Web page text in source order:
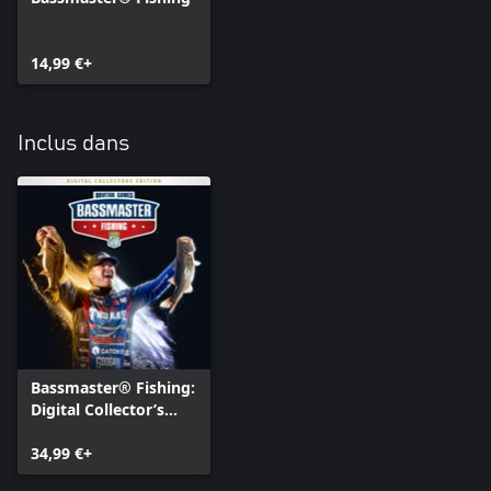
14,99 €+
Inclus dans
Bassmaster® Fishing:
Digital Collector’s
34,99 €+